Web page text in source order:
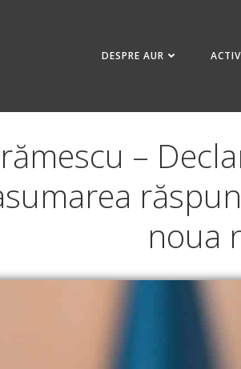
DESPRE AUR
–
noua